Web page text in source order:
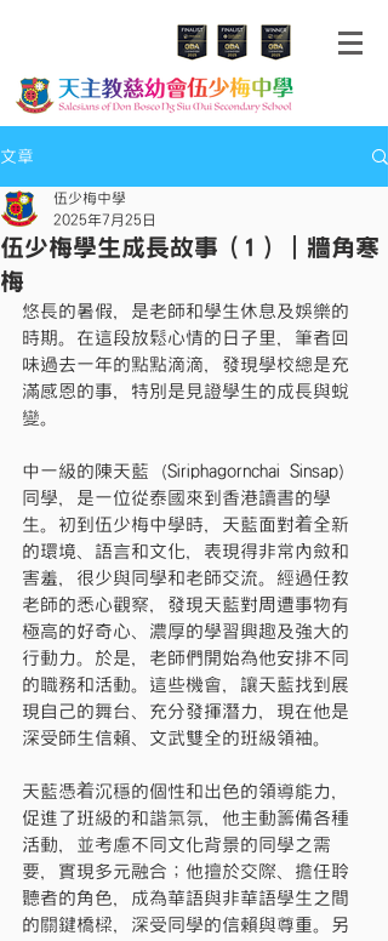
文章
伍少梅學生成長故事（1）｜牆角寒
梅
伍少梅中學
2025年7月25日
悠長的暑假，是老師和學生休息及娛樂的
時期。在這段放鬆心情的日子里，筆者回
味過去一年的點點滴滴，發現學校總是充
滿感恩的事，特別是見證學生的成長與蛻
變。
中一級的陳天藍（Siriphagornchai Sinsap）
同學，是一位從泰國來到香港讀書的學
生。初到伍少梅中學時，天藍面對着全新
的環境、語言和文化，表現得非常內斂和
害羞，很少與同學和老師交流。經過任教
老師的悉心觀察，發現天藍對周遭事物有
極高的好奇心、濃厚的學習興趣及強大的
行動力。於是，老師們開始為他安排不同
的職務和活動。這些機會，讓天藍找到展
現自己的舞台、充分發揮潛力，現在他是
深受師生信賴、文武雙全的班級領袖。
天藍憑着沉穩的個性和出色的領導能力，
促進了班級的和諧氣氛，他主動籌備各種
活動，並考慮不同文化背景的同學之需
要，實現多元融合；他擅於交際、擔任聆
聽者的角色，成為華語與非華語學生之間
的關鍵橋樑，深受同學的信賴與尊重。另